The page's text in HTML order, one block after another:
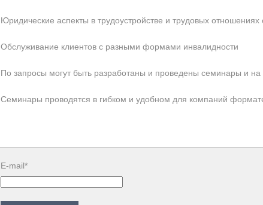
Юридические аспекты в трудоустройстве и трудовых
Обслуживание клиентов с разными формами инвалидности
По запросы могут быть разработаны и проведены семинары и
Семинары проводятся в гибком и удобном для компаний
E-mail*